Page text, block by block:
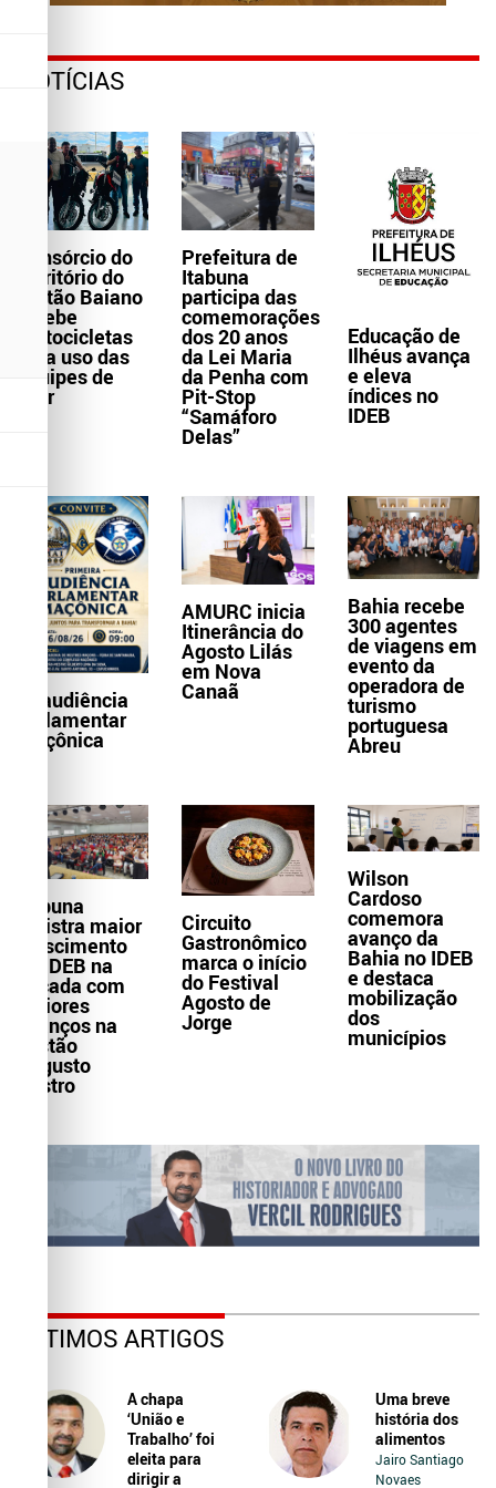
NOTÍCIAS
Consórcio do
Território do
Sertão Baiano
recebe
motocicletas
para uso das
equipes de
Ater
Prefeitura de
Itabuna
participa das
comemorações
dos 20 anos
da Lei Maria
da Penha com
Pit-Stop
“Samáforo
Delas”
Educação de
Ilhéus avança
e eleva
índices no
IDEB
1ª audiência
parlamentar
maçônica
AMURC inicia
Itinerância do
Agosto Lilás
em Nova
Canaã
Bahia recebe
300 agentes
de viagens em
evento da
operadora de
turismo
portuguesa
Abreu
Itabuna
registra maior
crescimento
do IDEB na
década com
maiores
avanços na
gestão
Augusto
Castro
Circuito
Gastronômico
marca o início
do Festival
Agosto de
Jorge
Wilson
Cardoso
comemora
avanço da
Bahia no IDEB
e destaca
mobilização
dos
municípios
ÚLTIMOS ARTIGOS
A chapa
‘União e
Trabalho’ foi
eleita para
dirigir a
Uma breve
história dos
alimentos
Jairo Santiago
Novaes